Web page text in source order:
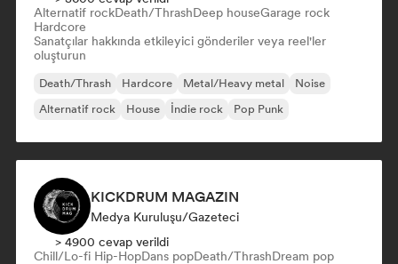
Alternatif rockDeath/ThrashDeep houseGarage rock
Hardcore
Sanatçılar hakkında etkileyici gönderiler veya reel'ler
oluşturun
Death/Thrash Hardcore Metal/Heavy metal
Noise
Alternatif rock
House İndie rock Pop Punk
KICKDRUM MAGAZIN
Medya Kuruluşu/Gazeteci
> 4900 cevap verildi
Chill/Lo-fi Hip-HopDans popDeath/ThrashDream pop